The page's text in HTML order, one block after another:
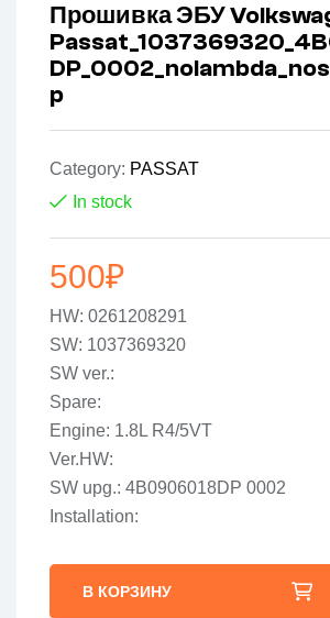
Прошивка ЭБУ
p
Category: PASSAT
In stock
500₽
HW: 0261208291
SW: 1037369320
SW ver.:
Spare:
Engine: 1.8L R4/5VT
Ver.HW:
SW upg.: 4B0906018DP 0002
Installation:
В КОРЗИНУ